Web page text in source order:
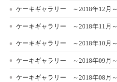
ケーキギャラリー ～2018年12月～
ケーキギャラリー ～2018年11月～
ケーキギャラリー ～2018年10月～
ケーキギャラリー ～2018年09月～
ケーキギャラリー ～2018年08月～